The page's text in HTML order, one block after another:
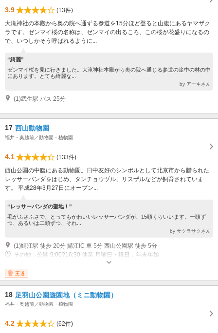
3.9
(13件)
大滝神社の本殿から奥の院へ通ずる参道を15分ほど登ると山腹にあるヤマザク
ラです。ゼンマイ桜の名称は、ゼンマイの出るころ、この桜が花盛りになるの
で、いつしかそう呼ばれるように...
“綺麗”
ゼンマイ桜を見に行きました。大滝神社本殿から奥の院へ通じる参道の途中の林の中
にあります。とても綺麗な...
by アーキさん
(1)武生駅 バス 25分
17 西山動物園
福井・奥越前／動物園・植物園
4.1
(133件)
西山公園の中腹にある動物園。日中友好のシンボルとして北京市から贈られた
レッサーパンダをはじめ、タンチョウヅル、リスザルなどが飼育されていま
す。 平成28年3月27日にオープン...
“レッサーパンダの聖地！”
毛がふさふさで、とってもかわいいレッサーパンダが、15頭くらいいます。一頭ず
つ、あるいは二頭ずつ、それ...
by サクラサクさん
(1)鯖江駅 徒歩 20分 鯖江IC 車 5分 西山公園駅 徒歩 5分
その他：公開 9:00?16:30 休業 月曜日・祝日，年末年始
王道
18 足羽山公園遊園地（ミニ動物園）
福井・奥越前／動物園・植物園
4.2
(62件)